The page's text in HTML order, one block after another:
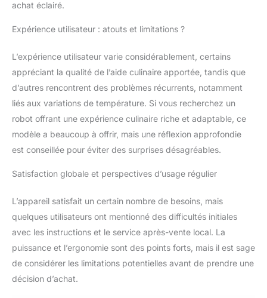
°C, temps de cuisson
avec avertissement de
facile à utiliser et intuitif
KIT D'ACCESSOIRES.
Carafe en acier
inoxydable de 3,5 litres
cuisson), cuiseur
vapeur à 2 niveaux de
5 g de précision,
palette-mélangeur,
couvre-lames, verre
doseur et spatule. Tout
au lave-vaisselle
Système de sécurité.
achat éclairé.
Expérience utilisateur : atouts et limitations ?
L’expérience utilisateur varie considérablement, certains
appréciant la qualité de l’aide culinaire apportée, tandis que
d’autres rencontrent des problèmes récurrents, notamment
liés aux variations de température. Si vous recherchez un
robot offrant une expérience culinaire riche et adaptable, ce
modèle a beaucoup à offrir, mais une réflexion approfondie
est conseillée pour éviter des surprises désagréables.
Satisfaction globale et perspectives d’usage régulier
L’appareil satisfait un certain nombre de besoins, mais
quelques utilisateurs ont mentionné des difficultés initiales
avec les instructions et le service après-vente local. La
puissance et l’ergonomie sont des points forts, mais il est sage
de considérer les limitations potentielles avant de prendre une
décision d’achat.